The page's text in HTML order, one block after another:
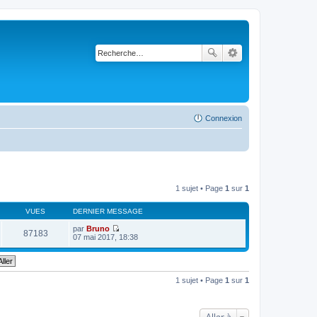
Connexion
1 sujet • Page 1 sur 1
VUES DERNIER MESSAGE
87183 par Bruno
V
i
l
07 mai 2017, 18:38
1 sujet • Page 1 sur 1